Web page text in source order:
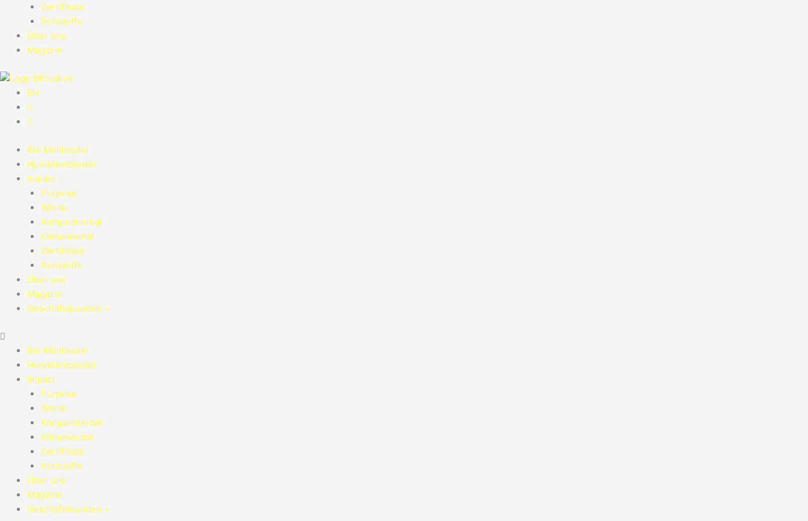
Zertifikate
Rohstoffe
Über uns
Magazin
EN
Bio Müllbeutel
Hundekotbeutel
Impact
Purpose
Werte
Kompostierbar
Klimaneutral
Zertifikate
Rohstoffe
Über uns
Magazin
Geschäftskunden >
Bio Müllbeutel
Hundekotbeutel
Impact
Purpose
Werte
Kompostierbar
Klimaneutral
Zertifikate
Rohstoffe
Über uns
Magazin
Geschäftskunden >